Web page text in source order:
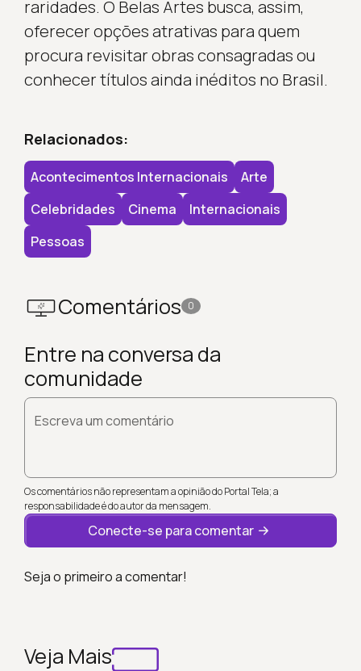
raridades. O Belas Artes busca, assim,
oferecer opções atrativas para quem
procura revisitar obras consagradas ou
conhecer títulos ainda inéditos no Brasil.
Relacionados:
Acontecimentos Internacionais
Arte
Celebridades
Cinema
Internacionais
Pessoas
Comentários 0
Entre na conversa da
comunidade
Escreva um comentário
Os comentários não representam a opinião do Portal Tela; a
responsabilidade é do autor da mensagem.
Conecte-se para comentar
Seja o primeiro a comentar!
Veja Mais